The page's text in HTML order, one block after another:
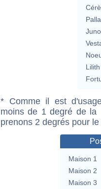
Lilith
* Comme il est
moins de 1 degré de la
prenons 2 degrés pour
Maison 1
Maison 2
Maison 3